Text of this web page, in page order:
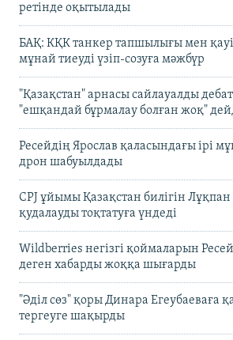
ретінде оқытылады
БАҚ: КҚК танкер тапшылығы мен
мұнай тиеуді үзіп-созуға мәжбүр
"Қазақстан" арнасы сайлауалды
"ешқандай бұрмалау болған жоқ"
Ресейдің Ярослав қаласындағы ірі
дрон шабуылдады
CPJ ұйымы Қазақстан билігін
қудалауды тоқтатуға үндеді
Wildberries негізгі қоймаларын
деген хабарды жоққа шығарды
"Әділ сөз" қоры Динара Егеубаеваға
тергеуге шақырды